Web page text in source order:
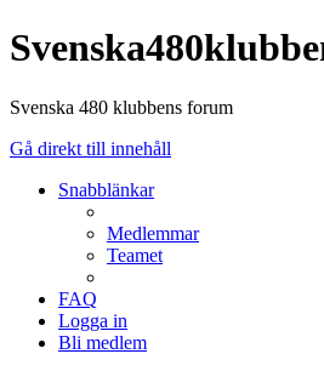
Svenska 480 klubbens forum
Gå direkt till innehåll
Snabblänkar
Medlemmar
Teamet
FAQ
Logga in
Bli medlem